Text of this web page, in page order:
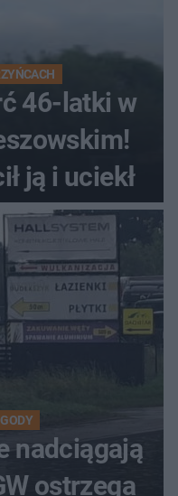
46-latki w
ją i uciekł
nadciągają
ostrzega